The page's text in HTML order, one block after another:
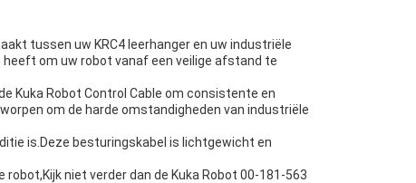
tussen uw KRC4 leerhanger en uw industriële
om uw robot vanaf een veilige afstand te
Kuka Robot Control Cable om consistente en
om de harde omstandigheden van industriële
is.Deze besturingskabel is lichtgewicht en
niet verder dan de Kuka Robot 00-181-563